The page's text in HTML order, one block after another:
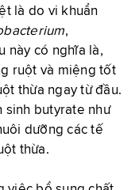
là do vi khuẩn
,
này có nghĩa là,
ruột và miệng tốt
thừa ngay từ đầu.
sinh butyrate như
dưỡng các tế
thừa.